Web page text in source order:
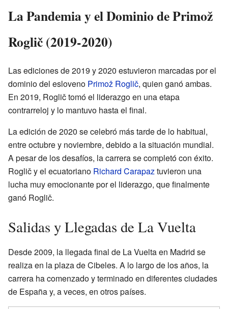
La Pandemia y el Dominio de Primož
Roglič (2019-2020)
Las ediciones de 2019 y 2020 estuvieron marcadas por el
dominio del esloveno Primož Roglič, quien ganó ambas.
En 2019, Roglič tomó el liderazgo en una etapa
contrarreloj y lo mantuvo hasta el final.
La edición de 2020 se celebró más tarde de lo habitual,
entre octubre y noviembre, debido a la situación mundial.
A pesar de los desafíos, la carrera se completó con éxito.
Roglič y el ecuatoriano Richard Carapaztuvieron una
lucha muy emocionante por el liderazgo, que finalmente
ganó Roglič.
Salidas y Llegadas de La Vuelta
Desde 2009, la llegada final de La Vuelta en Madrid se
realiza en la plaza de Cibeles. A lo largo de los años, la
carrera ha comenzado y terminado en diferentes ciudades
de España y, a veces, en otros países.